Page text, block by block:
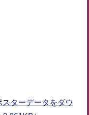
ターデータをダウ